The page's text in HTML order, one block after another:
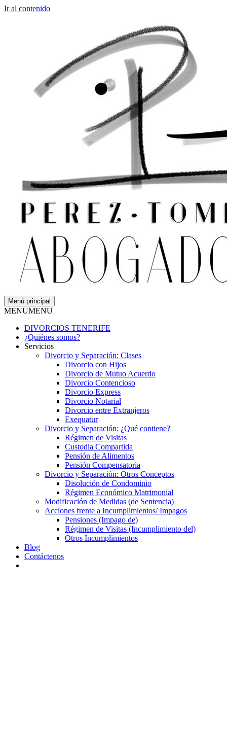
Ir al contenido
Menú principal
MENUMENU
DIVORCIOS TENERIFE
¿Quiénes somos?
Servicios
Divorcio y Separación: Clases
Divorcio con Hijos
Divorcio de Mutuo Acuerdo
Divorcio Contencioso
Divorcio Express
Divorcio Notarial
Divorcio entre Extranjeros
Exequatur
Divorcio y Separación: ¿Qué contiene?
Régimen de Visitas
Custodia Compartida
Pensión de Alimentos
Pensión Compensatoria
Divorcio y Separación: Otros Conceptos
Disolución de Condominio
Régimen Económico Matrimonial
Modificación de Medidas (de Sentencia)
Acciones frente a Incumplimientos/ Impagos
Pensiones (Impago de)
Régimen de Visitas (Incumplimiento del)
Otros Incumplimientos
Blog
Contáctenos